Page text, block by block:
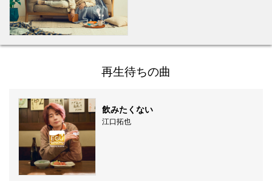
再生待ちの曲
飲みたくない
江口拓也